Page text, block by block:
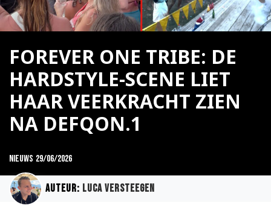
FOREVER ONE TRIBE: DE
HARDSTYLE-SCENE LIET
HAAR VEERKRACHT ZIEN
NA DEFQON.1
Nieuws 29/06/2026
Auteur: Luca Versteegen